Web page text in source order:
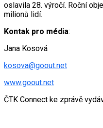
oslavila 28. výročí. Roční
milionů lidí.
Kontak pro média:
Jana Kosová
kosova@goout.net
www.goout.net
ČTK Connect ke zprávě